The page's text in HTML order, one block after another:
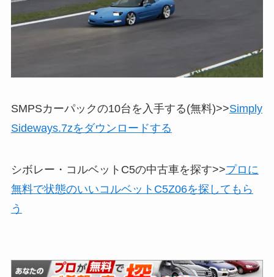
SMPSカーパックの10台を入手する(無料)>>Simply
Sideways.7zをダウンロードする
シボレー・コルベットC5の中古車を探す>>プロに
無料で状態のいいコルベットC5Z06を探してもら
う